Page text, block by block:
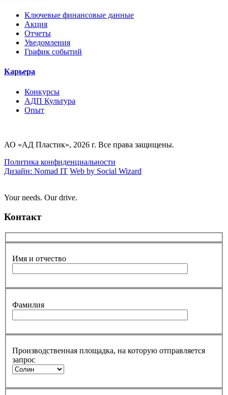
Ключевые финансовые данные
Акция
Отчеты
Уведомления
График событий
Карьера
Конкурсы
AДП Культура
Опыт
АО «АД Пластик», 2026 г. Все права защищены.
Политика конфиденциальности
Дизайн: Nomad IT Web by Social Wizard
Your needs. Our drive.
Контакт
Имя и отчество
Фамилия
Производственная площадка, на которую отправляется
запрос